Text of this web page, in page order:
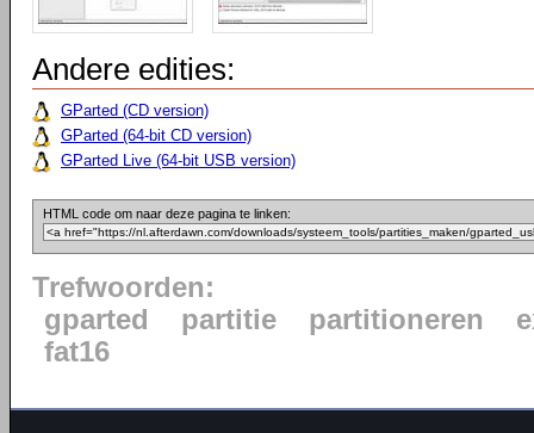
Andere edities:
GParted (CD version)
GParted (64-bit CD version)
GParted Live (64-bit USB version)
HTML code om naar deze pagina te linken:
Trefwoorden:
gparted
partitie partitioneren
fat16